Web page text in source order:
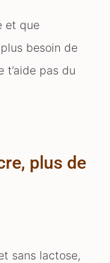
et que
besoin de
t’aide pas du
plus de
sans lactose,